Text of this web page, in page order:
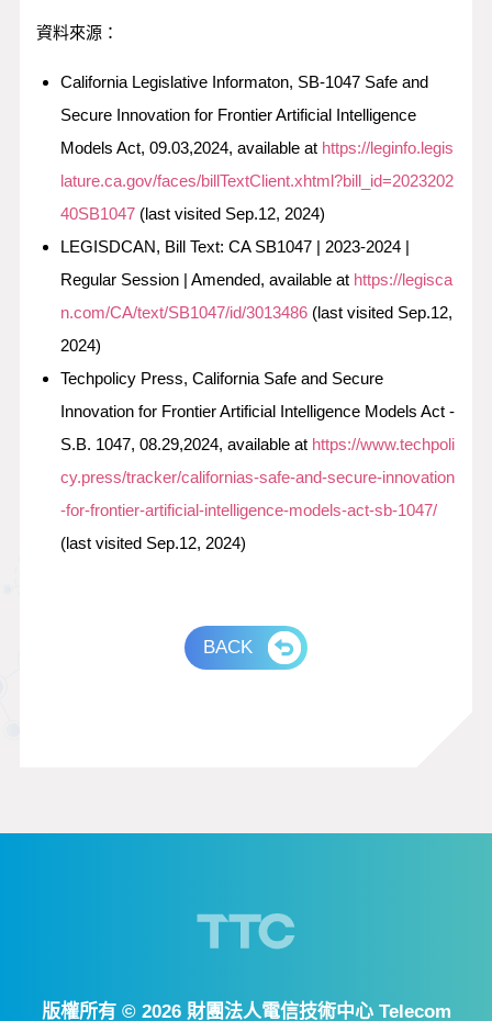
資料來源：
California Legislative Informaton, SB-1047 Safe and
Secure Innovation for Frontier Artificial Intelligence
Models Act, 09.03,2024, available at https://leginfo.legis
lature.ca.gov/faces/billTextClient.xhtml?bill_id=2023202
40SB1047 (last visited Sep.12, 2024)
LEGISDCAN, Bill Text: CA SB1047 | 2023-2024 |
Regular Session | Amended, available at https://legisca
n.com/CA/text/SB1047/id/3013486 (last visited Sep.12,
2024)
Techpolicy Press, California Safe and Secure
Innovation for Frontier Artificial Intelligence Models Act -
S.B. 1047, 08.29,2024, available at https://www.techpoli
cy.press/tracker/californias-safe-and-secure-innovation
-for-frontier-artificial-intelligence-models-act-sb-1047/
(last visited Sep.12, 2024)
BACK
版權所有 © 2026 財團法人電信技術中心 Telecom